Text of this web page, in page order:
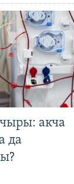
акча
да